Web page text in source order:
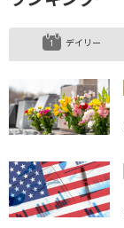
デイリー